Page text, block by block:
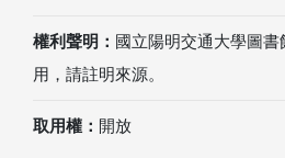
權利聲明： 國立陽明交通大學圖書
用，請註明來源。
取用權： 開放